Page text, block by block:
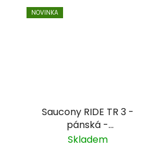
NOVINKA
Saucony RIDE TR 3 -
pánská -
černá/oranžová
Skladem